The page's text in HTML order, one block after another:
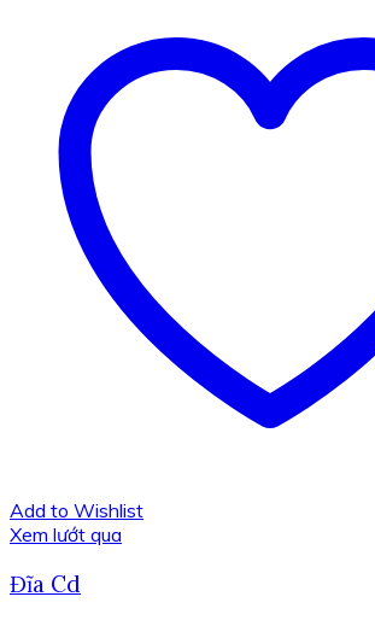
Add to Wishlist
Xem lướt qua
Đĩa Cd